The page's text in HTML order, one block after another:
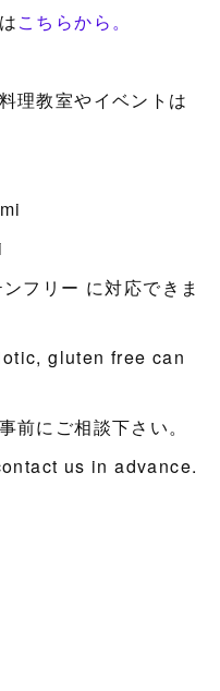
こちらから。
理教室やイベントは
フリー に対応できま
gluten free can
前にご相談下さい。
us in advance.